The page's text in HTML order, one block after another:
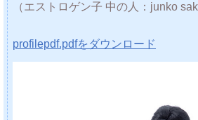
（エストロゲン子 中の人：junko
profilepdf.pdfをダウンロード